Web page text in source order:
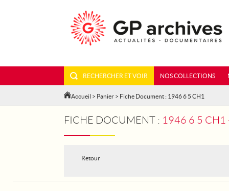
RECHERCHER ET VOIR NOS COLLECTIONS
Accueil > Panier > Fiche Document : 1946 6 5 CH1
FICHE DOCUMENT : 1946 6 5 CH1
Retour